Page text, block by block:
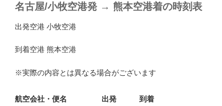
名古屋/小牧空港発 → 熊本空港着の時刻表
出発空港 小牧空港
到着空港 熊本空港
※実際の内容とは異なる場合がございます
航空会社・便名 出発 到着